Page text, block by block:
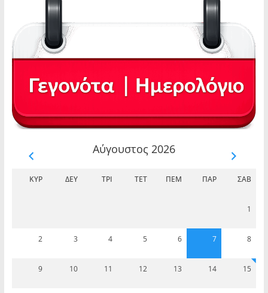
Αύγουστος 2026
ΚΥΡ ΔΕΥ ΤΡΊ ΤΕΤ ΠΈΜ ΠΑΡ ΣΆΒ
1
2 3 4 5 6 7 8
9 10 11 12 13 14 15